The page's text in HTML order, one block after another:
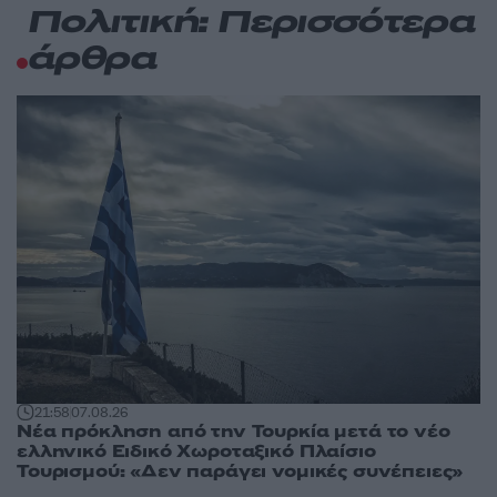
Πολιτική: Περισσότερα
άρθρα
21:5807.08.26
Νέα πρόκληση από την Τουρκία μετά το νέο
ελληνικό Ειδικό Χωροταξικό Πλαίσιο
Τουρισμού: «Δεν παράγει νομικές συνέπειες»